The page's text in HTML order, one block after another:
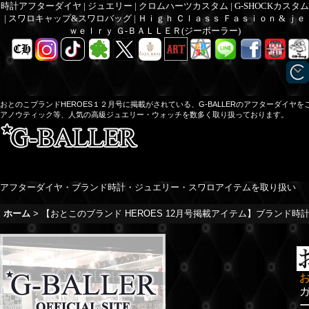
時計アフターダイヤ | ジュエリー | クロムハーツカスタム | G-SHOCKカスタム
| スワロキャップ&スワロバッグ | Ｈｉｇｈ Ｃｌａｓｓ Ｆａｓｉｏｎ & ｊｅ
ｗｅｌｒｙ Ｇ-ＢＡＬＬＥＲ(ジーボーラー)
おとのこブランドHEROES１２月号に掲載がされている、G-BALLERのアフターダイヤ
アノウティック等、人気の高級ジュエリー・ウォッチを数多く取り扱っております。
アフターダイヤ・ブランド時計・ジュエリー・スワロアイテムを取り扱い
ホーム > 【おとこのブランド HEROES 12月号掲載アイテム】ブラン